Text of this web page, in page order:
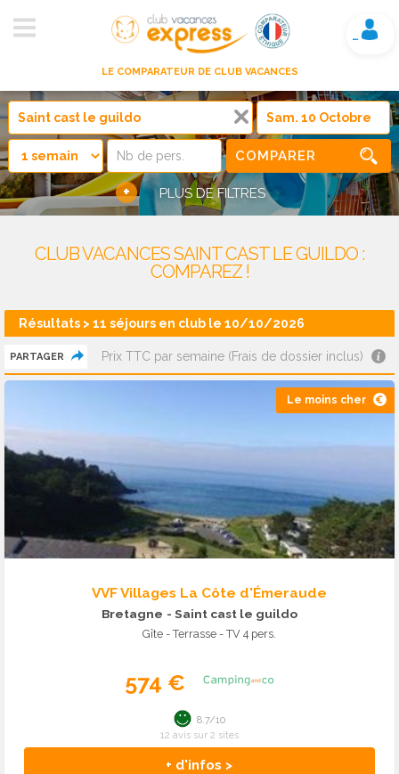
LE COMPARATEUR DE CLUB VACANCES
Mon compte
COMPARER
+ PLUS DE FILTRES
CLUB VACANCES SAINT CAST LE GUILDO :
COMPAREZ !
Résultats > 11 séjours en club le 10/10/2026
PARTAGER Prix TTC par semaine (Frais de dossier inclus)
Le moins cher
VVF Villages La Côte d'Émeraude
Bretagne - Saint cast le guildo
Gîte - Terrasse - TV 4 pers.
574 €
+ d'infos >
8.7/10
12 avis sur 2 sites